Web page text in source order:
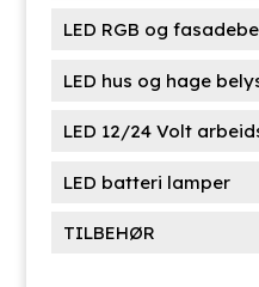
LED RGB og
LED hus og hage
LED 12/24 Volt
LED batteri lamper
TILBEHØR